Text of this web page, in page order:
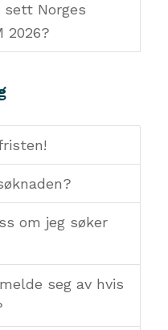
sett Norges
2026?
om jeg søker
seg av hvis